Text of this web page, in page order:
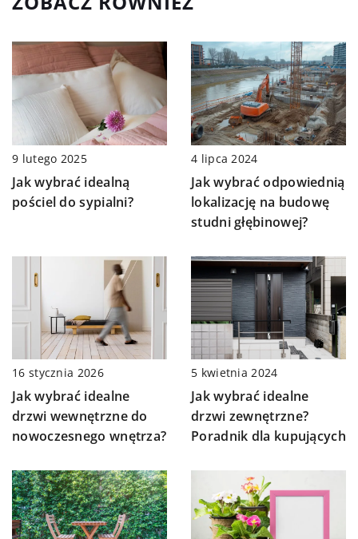
9 lutego 2025
Jak wybrać idealną
pościel do sypialni?
4 lipca 2024
Jak wybrać odpowiednią
lokalizację na budowę
studni głębinowej?
16 stycznia 2026
Jak wybrać idealne
drzwi wewnętrzne do
nowoczesnego wnętrza?
5 kwietnia 2024
Jak wybrać idealne
drzwi zewnętrzne?
Poradnik dla kupujących